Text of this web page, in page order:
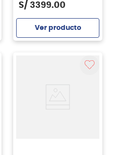
S/ 3399.00
Ver producto